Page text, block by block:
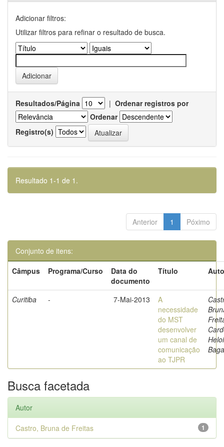
Adicionar filtros:
Utilizar filtros para refinar o resultado de busca.
Resultados/Página | Ordenar registros por
Ordenar
Registro(s)
Resultado 1-1 de 1.
Anterior 1 Póximo
Conjunto de itens:
Câmpus
Programa/Curso
Data do
documento
Título
Curitiba - 7-Mai-2013
A
necessidade
do MST
desenvolver
um canal de
comunicação
ao TJPR
Busca facetada
Autor
1
Castro, Bruna de Freitas